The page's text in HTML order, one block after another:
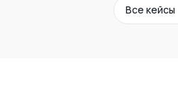
Все кейсы